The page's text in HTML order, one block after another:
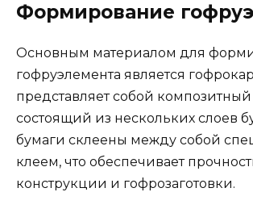
Формирование
Основным материалом для
гофруэлемента является
представляет собой
состоящий из нескольких слоев
бумаги склеены между собой
клеем, что обеспечивает
конструкции и гофрозаготовки.